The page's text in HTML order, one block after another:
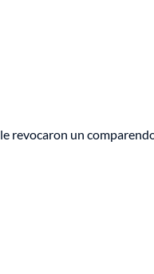
revocaron un